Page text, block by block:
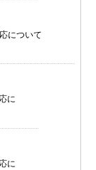
について
に
に